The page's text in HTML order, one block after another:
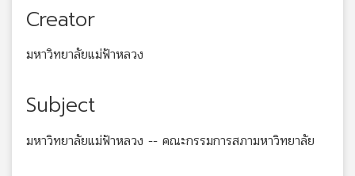
Creator
มหาวิทยาลัยแม่ฟ้าหลวง
Subject
มหาวิทยาลัยแม่ฟ้าหลวง -- คณะกรรมการสภามหาวิทยาลัย